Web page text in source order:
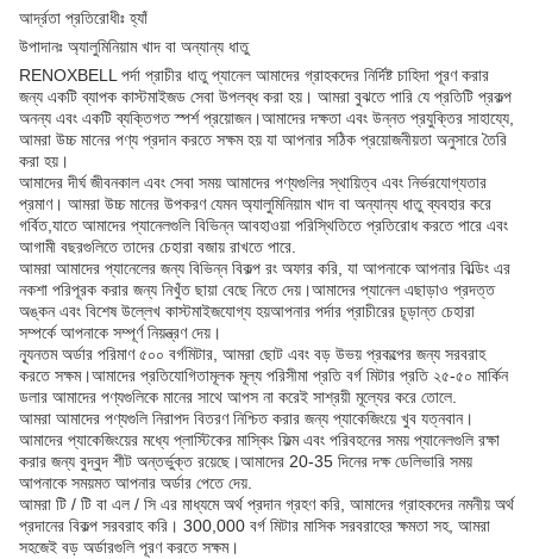
আর্দ্রতা প্রতিরোধীঃ হ্যাঁ
উপাদানঃ অ্যালুমিনিয়াম খাদ বা অন্যান্য ধাতু
RENOXBELL পর্দা প্রাচীর ধাতু প্যানেল আমাদের গ্রাহকদের নির্দিষ্ট চাহিদা পূরণ করার
জন্য একটি ব্যাপক কাস্টমাইজড সেবা উপলব্ধ করা হয়। আমরা বুঝতে পারি যে প্রতিটি প্রকল্প
অনন্য এবং একটি ব্যক্তিগত স্পর্শ প্রয়োজন।আমাদের দক্ষতা এবং উন্নত প্রযুক্তির সাহায্যে,
আমরা উচ্চ মানের পণ্য প্রদান করতে সক্ষম হয় যা আপনার সঠিক প্রয়োজনীয়তা অনুসারে তৈরি
করা হয়।
আমাদের দীর্ঘ জীবনকাল এবং সেবা সময় আমাদের পণ্যগুলির স্থায়িত্ব এবং নির্ভরযোগ্যতার
প্রমাণ। আমরা উচ্চ মানের উপকরণ যেমন অ্যালুমিনিয়াম খাদ বা অন্যান্য ধাতু ব্যবহার করে
গর্বিত,যাতে আমাদের প্যানেলগুলি বিভিন্ন আবহাওয়া পরিস্থিতিতে প্রতিরোধ করতে পারে এবং
আগামী বছরগুলিতে তাদের চেহারা বজায় রাখতে পারে.
আমরা আমাদের প্যানেলের জন্য বিভিন্ন বিকল্প রং অফার করি, যা আপনাকে আপনার বিল্ডিং এর
নকশা পরিপূরক করার জন্য নিখুঁত ছায়া বেছে নিতে দেয়।আমাদের প্যানেল এছাড়াও প্রদত্ত
অঙ্কন এবং বিশেষ উল্লেখ কাস্টমাইজযোগ্য হয়আপনার পর্দার প্রাচীরের চূড়ান্ত চেহারা
সম্পর্কে আপনাকে সম্পূর্ণ নিয়ন্ত্রণ দেয়।
ন্যূনতম অর্ডার পরিমাণ ৫০০ বর্গমিটার, আমরা ছোট এবং বড় উভয় প্রকল্পের জন্য সরবরাহ
করতে সক্ষম।আমাদের প্রতিযোগিতামূলক মূল্য পরিসীমা প্রতি বর্গ মিটার প্রতি ২৫-৫০ মার্কিন
ডলার আমাদের পণ্যগুলিকে মানের সাথে আপস না করেই সাশ্রয়ী মূল্যের করে তোলে.
আমরা আমাদের পণ্যগুলি নিরাপদ বিতরণ নিশ্চিত করার জন্য প্যাকেজিংয়ে খুব যত্নবান।
আমাদের প্যাকেজিংয়ের মধ্যে প্লাস্টিকের মাস্কিং ফিল্ম এবং পরিবহনের সময় প্যানেলগুলি রক্ষা
করার জন্য বুদ্বুদ শীট অন্তর্ভুক্ত রয়েছে।আমাদের 20-35 দিনের দক্ষ ডেলিভারি সময়
আপনাকে সময়মত আপনার অর্ডার পেতে দেয়.
আমরা টি / টি বা এল / সি এর মাধ্যমে অর্থ প্রদান গ্রহণ করি, আমাদের গ্রাহকদের নমনীয় অর্থ
প্রদানের বিকল্প সরবরাহ করি। 300,000 বর্গ মিটার মাসিক সরবরাহের ক্ষমতা সহ, আমরা
সহজেই বড় অর্ডারগুলি পূরণ করতে সক্ষম।